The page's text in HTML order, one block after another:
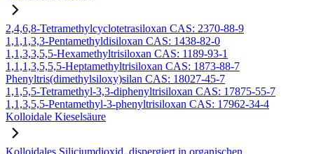
2,4,6,8-Tetramethylcyclotetrasiloxan CAS: 2370-88-9
1,1,1,3,3-Pentamethyldisiloxan CAS: 1438-82-0
1,1,3,3,5,5-Hexamethyltrisiloxan CAS: 1189-93-1
1,1,1,3,5,5,5-Heptamethyltrisiloxan CAS: 1873-88-7
Phenyltris(dimethylsiloxy)silan CAS: 18027-45-7
1,1,5,5-Tetramethyl-3,3-diphenyltrisiloxan CAS: 17875-55-7
1,1,3,5,5-Pentamethyl-3-phenyltrisiloxan CAS: 17962-34-4
Kolloidale Kieselsäure
Kolloidales Siliciumdioxid, dispergiert in organischen